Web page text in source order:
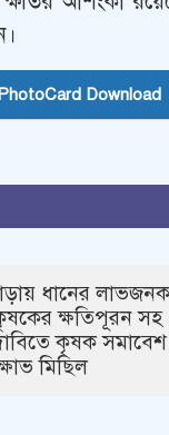
Download
ধানের লাভজনক
ক্ষতিপূরন সহ
কৃষক সমাবেশ
মিছিল